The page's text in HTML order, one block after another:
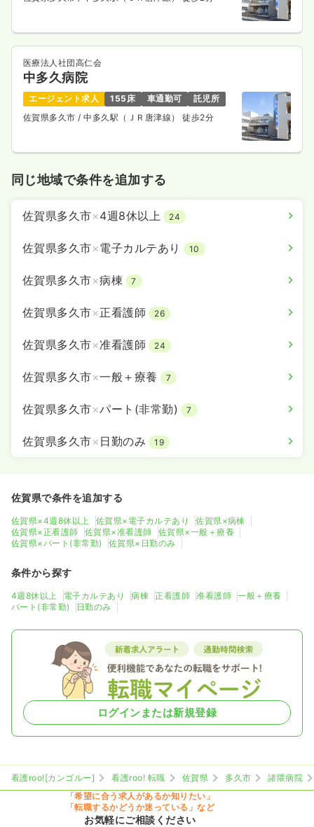
一時募集休止
時間 8:30～17:30
4週8休以上
気になる 詳細を見る
医療法人社団高仁会
中多久病院
エージェント求人 155床 車通勤可
託児所
佐賀県多久市 / 中多久駅（ＪＲ唐津線） 徒歩2分
同じ地域で条件を追加する
佐賀県多久市×4週8休以上 24
佐賀県多久市×電子カルテあり 10
佐賀県多久市×病棟 7
佐賀県多久市×正看護師 26
佐賀県多久市×准看護師 24
佐賀県多久市×一般＋療養 7
佐賀県多久市×パート(非常勤) 7
佐賀県多久市× 日勤のみ 19
佐賀県で条件を追加する
佐賀県×4週8休以上 佐賀県×電子カルテあり
佐賀県×病棟
佐賀県×正看護師
佐賀県×准看護師
佐賀県×一般＋療養
佐賀県×パート(非常勤)
佐賀県×日勤のみ
条件から探す
4週8休以上 電子カルテあり 病棟 正看護師 准看護師
一般＋療養
パート(非常勤)
日勤のみ
ログインまたは新規登録
看護roo![カンゴルー] 看護roo! 転職 佐賀県 多久市
諸隈病院
「希望に合う求人があるか知りたい」
「転職するかどうか迷っている」など
お気軽にご相談ください